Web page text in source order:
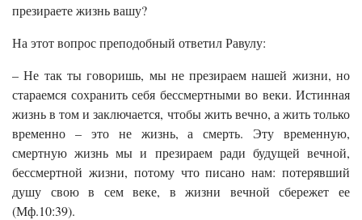
презираете жизнь вашу?
На этот вопрос преподобный ответил Равулу:
– Не так ты говоришь, мы не презираем нашей жизни, но
стараемся сохранить себя бессмертными во веки. Истинная
жизнь в том и заключается, чтобы жить вечно, а жить только
временно – это не жизнь, а смерть. Эту временную,
смертную жизнь мы и презираем ради будущей вечной,
бессмертной жизни, потому что писано нам: потерявший
душу свою в сем веке, в жизни вечной сбережет ее
(Мф.10:39).